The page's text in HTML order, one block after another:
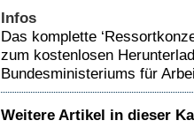
Infos
Das komplette
zum kostenlosen
Bundesministeriums für
Weitere Artikel in dieser